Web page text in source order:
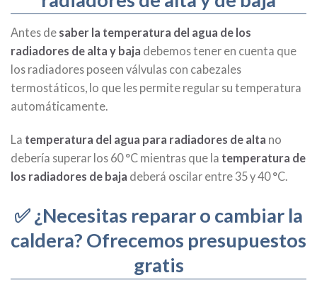
Antes de saber la temperatura del agua de los
radiadores de alta y baja debemos tener en cuenta que
los radiadores poseen válvulas con cabezales
termostáticos, lo que les permite regular su temperatura
automáticamente.
La temperatura del agua para radiadores de alta no
debería superar los 60 °C mientras que la temperatura de
los radiadores de baja deberá oscilar entre 35 y 40 °C.
✅ ¿Necesitas reparar o cambiar la
caldera? Ofrecemos presupuestos
gratis